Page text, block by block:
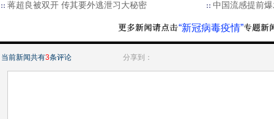
蒋超良被双开 传其要外逃泄习大秘密
中国流感提前
“新冠病毒疫情”
当前新闻共有3条评论 分享到：